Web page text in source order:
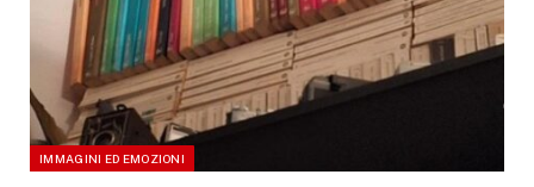
IMMAGINI ED EMOZIONI